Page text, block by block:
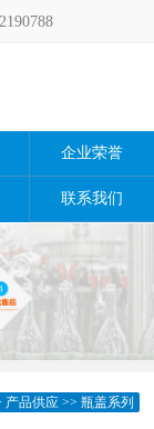
企业荣誉
联系我们
产品供应>> 瓶盖系列